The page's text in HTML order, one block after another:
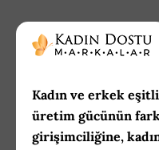
Kadın ve erkek
üretim gücünün
girişimciliğine,